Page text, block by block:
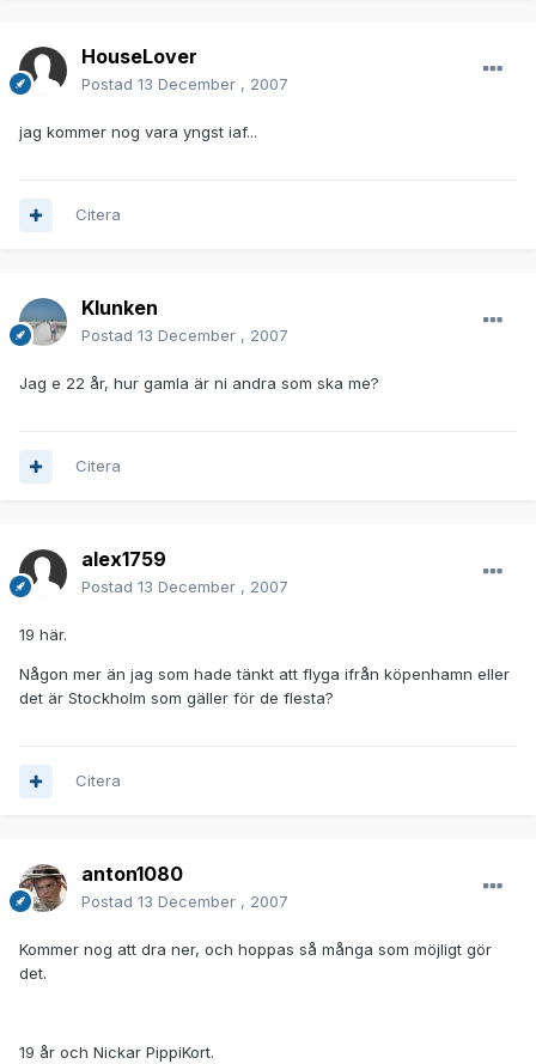
HouseLover
Postad 13 December , 2007
jag kommer nog vara yngst iaf...
Citera
Klunken
Postad 13 December , 2007
Jag e 22 år, hur gamla är ni andra som ska me?
Citera
alex1759
Postad 13 December , 2007
19 här.
Någon mer än jag som hade tänkt att flyga ifrån köpenhamn eller
det är Stockholm som gäller för de flesta?
Citera
anton1080
Postad 13 December , 2007
Kommer nog att dra ner, och hoppas så många som möjligt gör
det.
19 år och Nickar PippiKort.